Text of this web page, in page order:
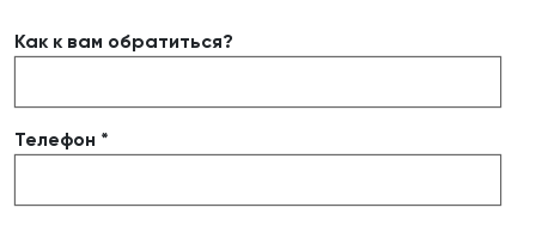
Как к вам обратиться?
Телефон *